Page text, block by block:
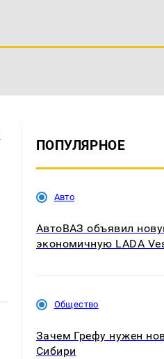
ПОПУЛЯРНОЕ
Авто
АвтоВАЗ объявил
экономичную LADA
Общество
Зачем Грефу нужен
Сибири